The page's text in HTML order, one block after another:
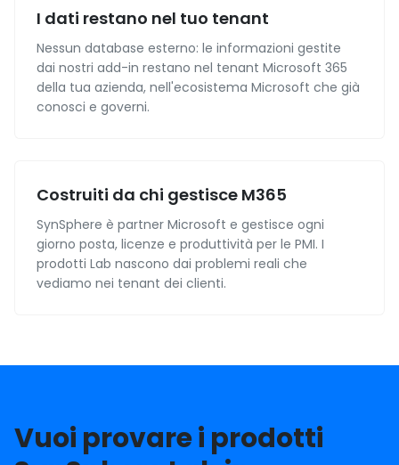
I dati restano nel tuo tenant
Nessun database esterno: le informazioni gestite
dai nostri add-in restano nel tenant Microsoft 365
della tua azienda, nell'ecosistema Microsoft che già
conosci e governi.
Costruiti da chi gestisce M365
SynSphere è partner Microsoft e gestisce ogni
giorno posta, licenze e produttività per le PMI. I
prodotti Lab nascono dai problemi reali che
vediamo nei tenant dei clienti.
Vuoi provare i prodotti